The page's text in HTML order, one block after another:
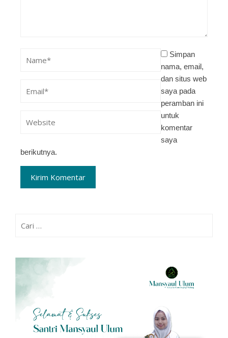
Simpan
nama, email,
dan situs web
saya pada
peramban ini
untuk
komentar
saya
berikutnya.
untuk: